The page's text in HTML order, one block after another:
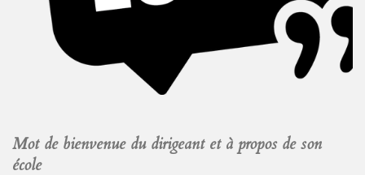
Mot de bienvenue du dirigeant et à propos de son
école